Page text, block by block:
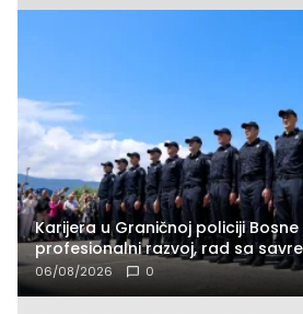
Karijera u Graničnoj policiji
profesionalni razvoj, rad sa
i služba građanima
06/08/2026 0